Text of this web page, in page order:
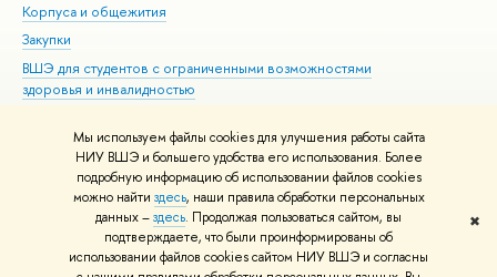
Мы используем файлы cookies для улучшения работы сайта
НИУ ВШЭ и большего удобства его использования. Более
подробную информацию об использовании файлов cookies
можно найти здесь, наши правила обработки персональных
данных –здесь. Продолжая пользоваться сайтом, вы
подтверждаете, что были проинформированы об
использовании файлов cookies сайтом НИУ ВШЭ и согласны
✖
Корпуса и общежития
Закупки
ВШЭ для студентов с ограниченными возможностями
здоровья и инвалидностью
Единая платежная страница
© НИУ ВШЭ 1993–2026 Адреса и контакты Условия использования